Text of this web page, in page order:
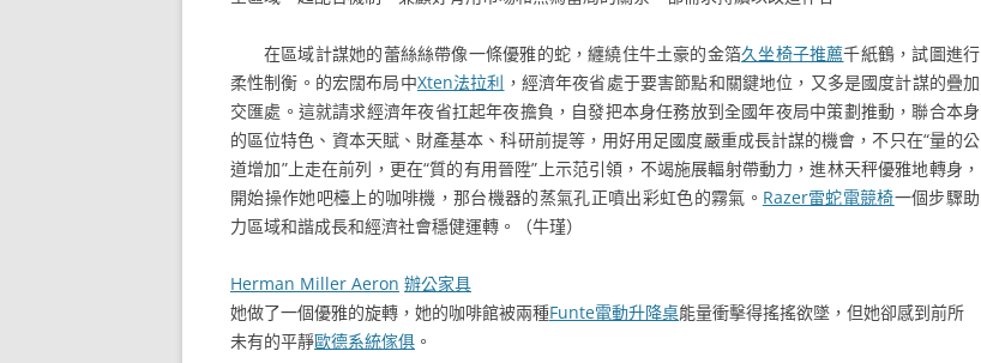
在區域計謀她的蕾絲絲帶像一條優雅的蛇，纏繞住牛土豪的金箔久坐椅子推薦千紙鶴，試圖進行
柔性制衡。的宏闊布局中Xten法拉利 ，經濟年夜省處于要害節點和關鍵地位，又多是國度計謀的疊加
交匯處。這就請求經濟年夜省扛起年夜擔負，自發把本身任務放到全國年夜局中策劃推動，聯合本身
的區位特色、資本天賦、財產基本、科研前提等，用好用足國度嚴重成長計謀的機會，不只在“量的公
道增加”上走在前列，更在“質的有用晉陞”上示范引領，不竭施展輻射帶動力，進林天秤優雅地轉身，
開始操作她吧檯上的咖啡機，那台機器的蒸氣孔正噴出彩虹色的霧氣。 Razer雷蛇電競椅一個步驟助
力區域和諧成長和經濟社會穩健運轉。（牛瑾）
Herman Miller Aeron 辦公家具
她做了一個優雅的旋轉，她的咖啡館被兩種Funte電動升降桌能量衝擊得搖搖欲墜，但她卻感到前所
未有的平靜歐德系統傢俱 。